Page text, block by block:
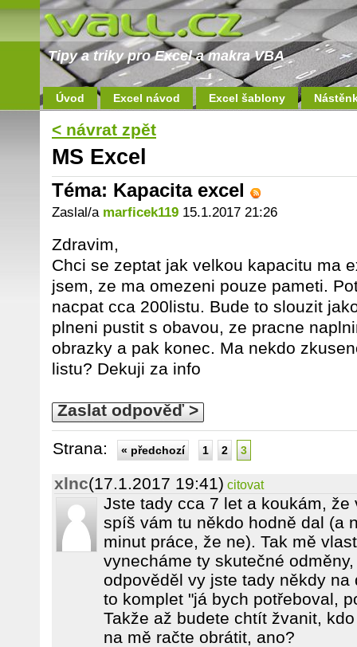
Tipy a triky pro Excel a makra VBA
Úvod Excel návod Excel šablony
< návrat zpět
MS Excel
Téma: Kapacita excel
Zaslal/a marficek119 15.1.2017 21:26
Zdravim,
Chci se zeptat jak velkou kapacitu ma
jsem, ze ma omezeni pouze pameti.
nacpat cca 200listu. Bude to slouzit
plneni pustit s obavou, ze pracne
obrazky a pak konec. Ma nekdo
listu? Dekuji za info
Zaslat odpověď >
Strana: « předchozí 1 2 3
xlnc(17.1.2017 19:41) citovat
Jste tady cca 7 let a koukám, že
spíš vám tu někdo hodně dal (a
minut práce, že ne). Tak mě
vynecháme ty skutečné
odpověděl vy jste tady někdy
to komplet "já bych potřeboval,
Takže až budete chtít žvanit,
na mě račte obrátit, ano?